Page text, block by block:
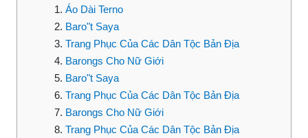
Áo Dài Terno
Baro"t Saya
Trang Phục Của Các Dân Tộc Bản Địa
Barongs Cho Nữ Giới
Baro"t Saya
Trang Phục Của Các Dân Tộc Bản Địa
Barongs Cho Nữ Giới
Trang Phục Của Các Dân Tộc Bản Địa